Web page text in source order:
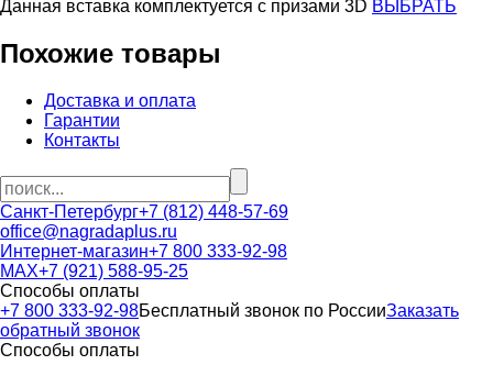
Данная вставка комплектуется c призами 3D ВЫБРАТЬ
Похожие товары
Доставка и оплата
Гарантии
Контакты
Санкт-Петербург+7 (812) 448-57-69
office@nagradaplus.ru
Интернет-магазин+7 800 333-92-98
MAX+7 (921) 588-95-25
Способы оплаты
+7 800 333-92-98Бесплатный звонок по РоссииЗаказать
обратный звонок
Способы оплаты